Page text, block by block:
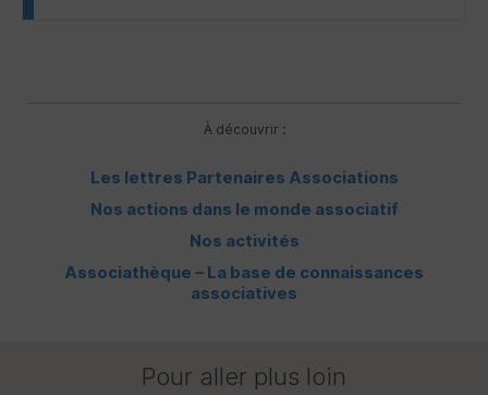
À découvrir :
Les lettres Partenaires Associations
Nos actions dans le monde associatif
Nos activités
Associathèque – La base de connaissances
associatives
Pour aller plus loin